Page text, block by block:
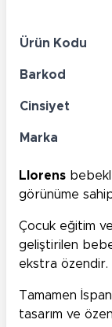
Ürün Kodu
Barkod
Cinsiyet
Marka
Llorens
görünüme
Çocuk eğitim
geliştirilen
ekstra özendir.
Tamamen
tasarım ve